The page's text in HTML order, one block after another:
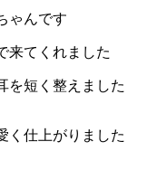
ゃんです
来てくれました
を短く整えました
く仕上がりました